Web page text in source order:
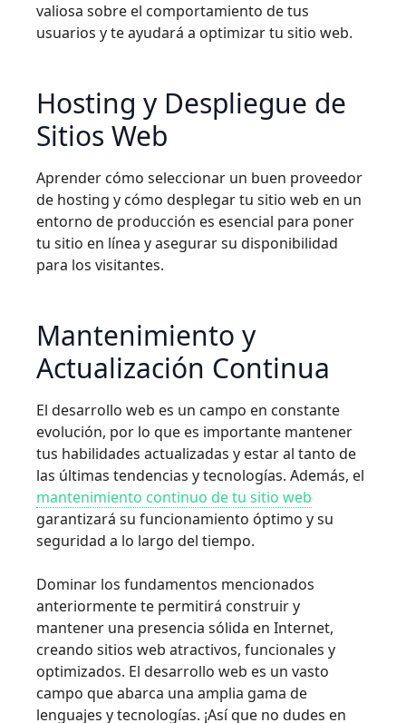
valiosa sobre el comportamiento de tus
usuarios y te ayudará a optimizar tu sitio web.
Hosting y Despliegue de
Sitios Web
Aprender cómo seleccionar un buen proveedor
de hosting y cómo desplegar tu sitio web en un
entorno de producción es esencial para poner
tu sitio en línea y asegurar su disponibilidad
para los visitantes.
Mantenimiento y
Actualización Continua
El desarrollo web es un campo en constante
evolución, por lo que es importante mantener
tus habilidades actualizadas y estar al tanto de
las últimas tendencias y tecnologías. Además, el
mantenimiento continuo de tu sitio web
garantizará su funcionamiento óptimo y su
seguridad a lo largo del tiempo.
Dominar los fundamentos mencionados
anteriormente te permitirá construir y
mantener una presencia sólida en Internet,
creando sitios web atractivos, funcionales y
optimizados. El desarrollo web es un vasto
campo que abarca una amplia gama de
lenguajes y tecnologías. ¡Así que no dudes en